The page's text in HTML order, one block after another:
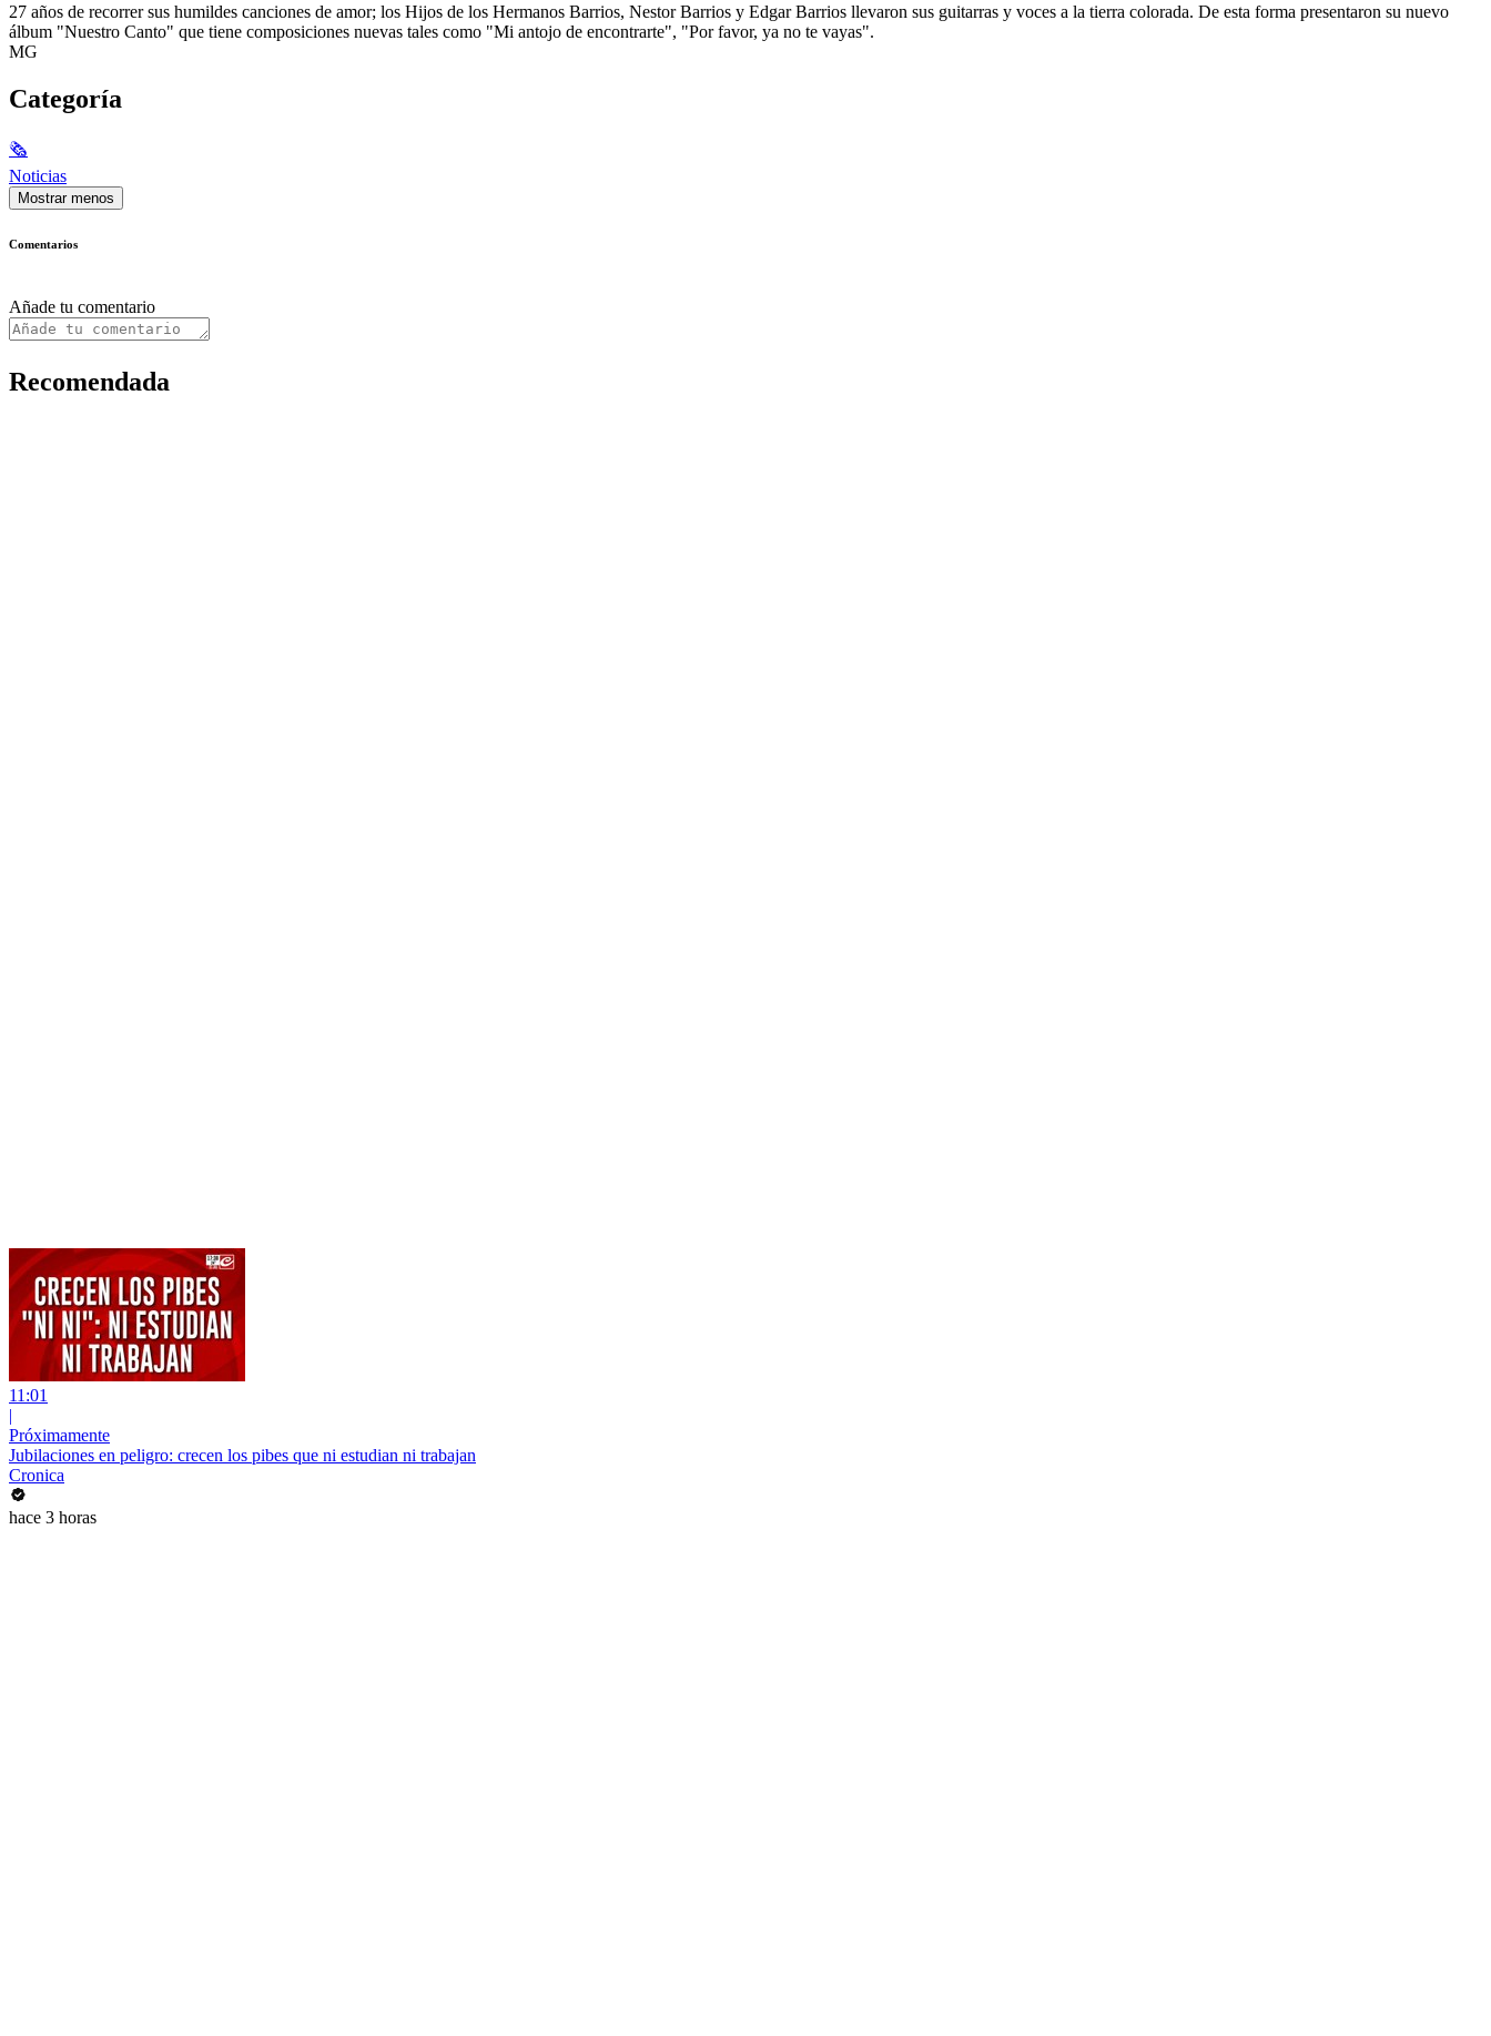
27 años de recorrer sus humildes canciones de amor; los Hijos de los Hermanos Barrios, Nestor Barrios y Edgar Barrios llevaron sus guitarras y voces a la tierra colorada. De esta forma presentaron su nuevo
álbum "Nuestro Canto" que tiene composiciones nuevas tales como "Mi antojo de encontrarte", "Por favor, ya no te vayas".
MG
Categoría
🗞
Noticias
Mostrar menos
Comentarios
Añade tu comentario
Recomendada
11:01
|
Próximamente
Jubilaciones en peligro: crecen los pibes que ni estudian ni trabajan
Cronica
hace 3 horas